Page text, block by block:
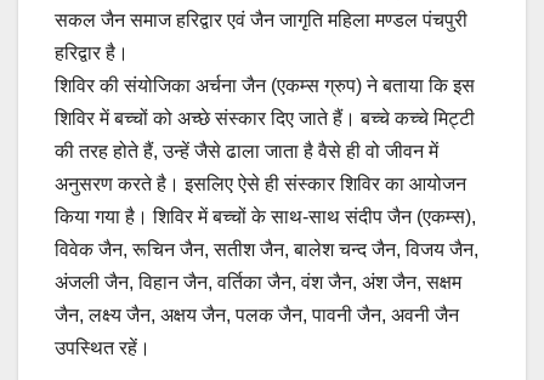
सकल जैन समाज हरिद्वार एवं जैन जागृति महिला मण्डल पंचपुरी
हरिद्वार है।
शिविर की संयोजिका अर्चना जैन (एकम्स ग्रुप) ने बताया कि इस
शिविर में बच्चों को अच्छे संस्कार दिए जाते हैं। बच्चे कच्चे मिट्टी
की तरह होते हैं, उन्हें जैसे ढाला जाता है वैसे ही वो जीवन में
अनुसरण करते है। इसलिए ऐसे ही संस्कार शिविर का आयोजन
किया गया है। शिविर में बच्चों के साथ-साथ संदीप जैन (एकम्स),
विवेक जैन, रूचिन जैन, सतीश जैन, बालेश चन्द जैन, विजय जैन,
अंजली जैन, विहान जैन, वर्तिका जैन, वंश जैन, अंश जैन, सक्षम
जैन, लक्ष्य जैन, अक्षय जैन, पलक जैन, पावनी जैन, अवनी जैन
उपस्थित रहें।